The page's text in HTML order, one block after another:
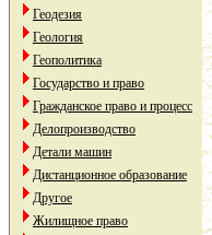
Геодезия
Геология
Геополитика
Государство и право
Гражданское право и процесс
Делопроизводство
Детали машин
Дистанционное образование
Другое
Жилищное право